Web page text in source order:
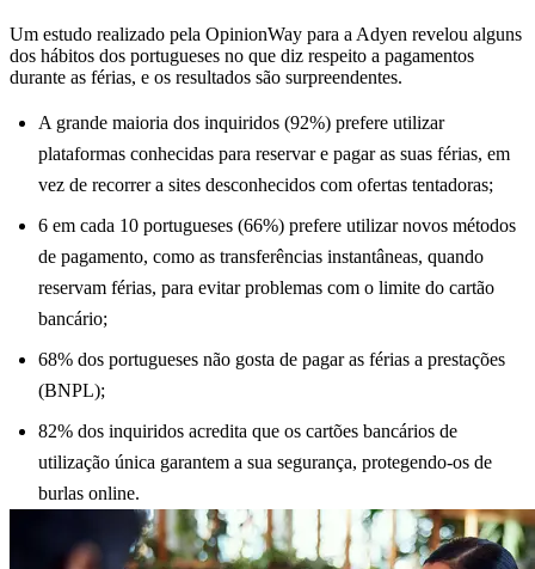
Um estudo realizado pela OpinionWay para a Adyen revelou alguns
dos hábitos dos portugueses no que diz respeito a pagamentos
durante as férias, e os resultados são surpreendentes.
A grande maioria dos inquiridos (92%) prefere utilizar
plataformas conhecidas para reservar e pagar as suas férias, em
vez de recorrer a sites desconhecidos com ofertas tentadoras;
6 em cada 10 portugueses (66%) prefere utilizar novos métodos
de pagamento, como as transferências instantâneas, quando
reservam férias, para evitar problemas com o limite do cartão
bancário;
68% dos portugueses não gosta de pagar as férias a prestações
(BNPL);
82% dos inquiridos acredita que os cartões bancários de
utilização única garantem a sua segurança, protegendo-os de
burlas online.